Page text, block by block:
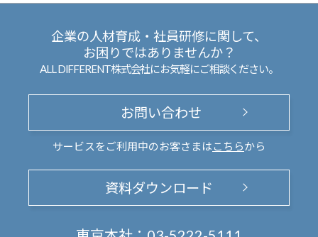
企業の人材育成・社員研修に関して、
お困りではありませんか？
ALL DIFFERENT株式会社にお気軽にご相談ください。
お問い合わせ
サービスをご利用中のお客さまは こちらから
資料ダウンロード